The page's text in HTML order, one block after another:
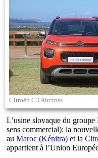
Citroën C3 Aircross
L’usine slovaque du
sens commercial): la
auMaroc (Kénitra) et la
appartient à l’Union